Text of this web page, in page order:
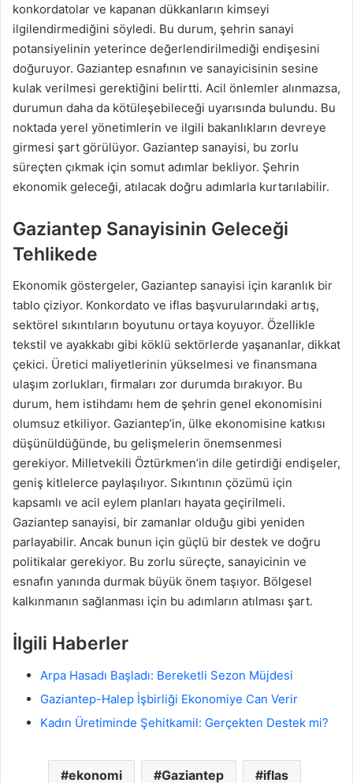
konkordatolar ve kapanan dükkanların kimseyi
ilgilendirmediğini söyledi. Bu durum, şehrin sanayi
potansiyelinin yeterince değerlendirilmediği endişesini
doğuruyor. Gaziantep esnafının ve sanayicisinin sesine
kulak verilmesi gerektiğini belirtti. Acil önlemler alınmazsa,
durumun daha da kötüleşebileceği uyarısında bulundu. Bu
noktada yerel yönetimlerin ve ilgili bakanlıkların devreye
girmesi şart görülüyor. Gaziantep sanayisi, bu zorlu
süreçten çıkmak için somut adımlar bekliyor. Şehrin
ekonomik geleceği, atılacak doğru adımlarla kurtarılabilir.
Gaziantep Sanayisinin Geleceği
Tehlikede
Ekonomik göstergeler, Gaziantep sanayisi için karanlık bir
tablo çiziyor. Konkordato ve iflas başvurularındaki artış,
sektörel sıkıntıların boyutunu ortaya koyuyor. Özellikle
tekstil ve ayakkabı gibi köklü sektörlerde yaşananlar, dikkat
çekici. Üretici maliyetlerinin yükselmesi ve finansmana
ulaşım zorlukları, firmaları zor durumda bırakıyor. Bu
durum, hem istihdamı hem de şehrin genel ekonomisini
olumsuz etkiliyor. Gaziantep’in, ülke ekonomisine katkısı
düşünüldüğünde, bu gelişmelerin önemsenmesi
gerekiyor. Milletvekili Öztürkmen’in dile getirdiği endişeler,
geniş kitlelerce paylaşılıyor. Sıkıntının çözümü için
kapsamlı ve acil eylem planları hayata geçirilmeli.
Gaziantep sanayisi, bir zamanlar olduğu gibi yeniden
parlayabilir. Ancak bunun için güçlü bir destek ve doğru
politikalar gerekiyor. Bu zorlu süreçte, sanayicinin ve
esnafın yanında durmak büyük önem taşıyor. Bölgesel
kalkınmanın sağlanması için bu adımların atılması şart.
İlgili Haberler
Arpa Hasadı Başladı: Bereketli Sezon Müjdesi
Gaziantep-Halep İşbirliği Ekonomiye Can Verir
Kadın Üretiminde Şehitkamil: Gerçekten Destek mi?
ekonomi Gaziantep iflas